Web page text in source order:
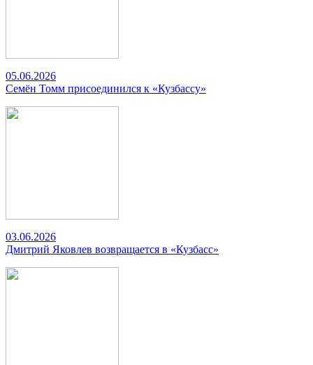
05.06.2026
Семён Томм присоединился к «Кузбассу»
03.06.2026
Дмитрий Яковлев возвращается в «Кузбасс»